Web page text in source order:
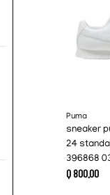
Puma
sneaker
24
396868
Q80000